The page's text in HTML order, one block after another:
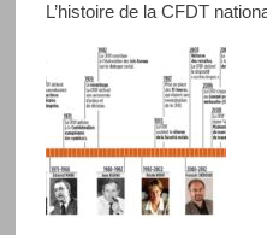
L’histoire de la CFDT